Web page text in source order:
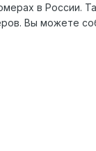
в России.
Вы можете